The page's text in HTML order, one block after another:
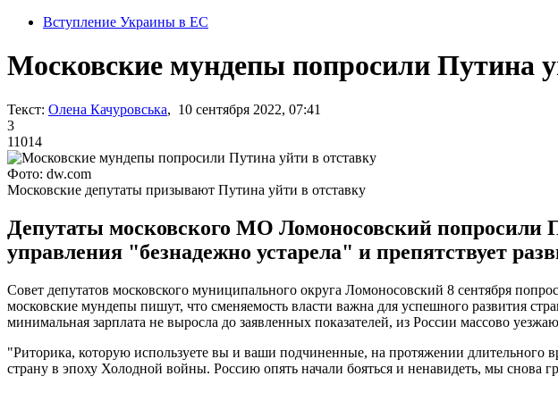
Вступление Украины в ЕС
Московские мундепы попросили Путина
Текст: Олена Качуровська, 10 сентября 2022, 07:41
3
11014
Фото: dw.com
Московские депутаты призывают Путина уйти в отставку
Депутаты московского МО Ломоносовский попросили
управления "безнадежно устарела" и препятствует
Совет депутатов московского муниципального округа Ломоносовский 8 сентября
московские мундепы пишут, что сменяемость власти важна для успешного развития
минимальная зарплата не выросла до заявленных показателей, из России массово
"Риторика, которую используете вы и ваши подчиненные, на протяжении длительного
страну в эпоху Холодной войны. Россию опять начали бояться и ненавидеть, мы